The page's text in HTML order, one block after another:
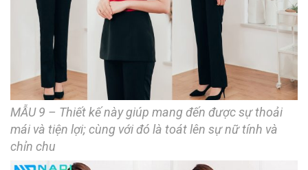
MẪU 9 – Thiết kế này giúp mang đến được sự thoải
mái và tiện lợi; cùng với đó là toát lên sự nữ tính và
chỉn chu